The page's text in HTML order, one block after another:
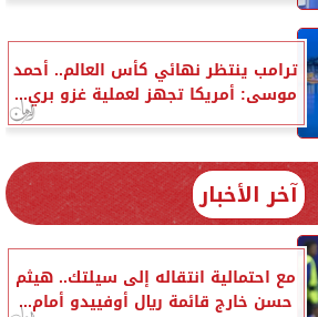
ترامب ينتظر نهائي كأس العالم.. أحمد
موسى: أمريكا تجهز لعملية غزو بري...
آخر الأخبار
مع احتمالية انتقاله إلى سيلتك.. هيثم
حسن خارج قائمة ريال أوفييدو أمام...